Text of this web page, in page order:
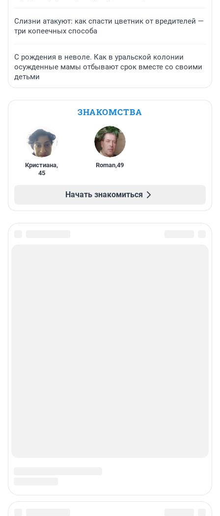
Слизни атакуют: как спасти цветник от вредителей —
три копеечных способа
С рождения в неволе. Как в уральской колонии
осужденные мамы отбывают срок вместе со своими
детьми
ЗНАКОМСТВА
Кристиана,
45
Roman,49
Начать знакомиться